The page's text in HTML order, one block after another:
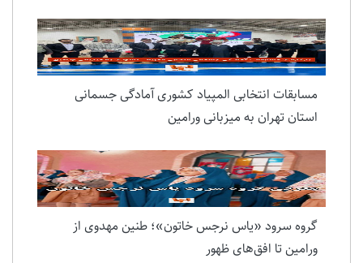
مسابقات انتخابی المپیاد کشوری آمادگی جسمانی
استان تهران به میزبانی ورامین
گروه سرود «یاس نرجس خاتون»؛ طنین مهدوی از
ورامین تا افق‌های ظهور